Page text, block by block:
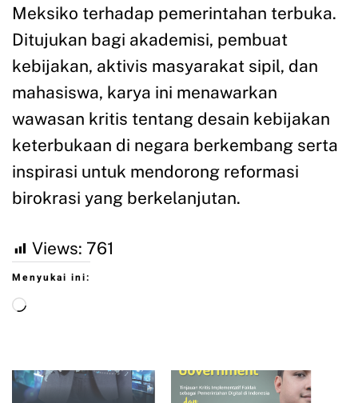
Meksiko terhadap pemerintahan terbuka.
Ditujukan bagi akademisi, pembuat
kebijakan, aktivis masyarakat sipil, dan
mahasiswa, karya ini menawarkan
wawasan kritis tentang desain kebijakan
keterbukaan di negara berkembang serta
inspirasi untuk mendorong reformasi
birokrasi yang berkelanjutan.
Views: 761
Menyukai ini: